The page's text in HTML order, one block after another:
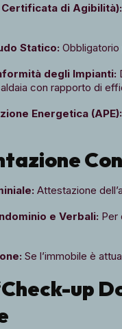
Certificata di Agibilità):
Statico:
degli Impianti:
con rapporto di
Energetica (APE):
Attestazione
e Verbali: Per
Se l’immobile è
up